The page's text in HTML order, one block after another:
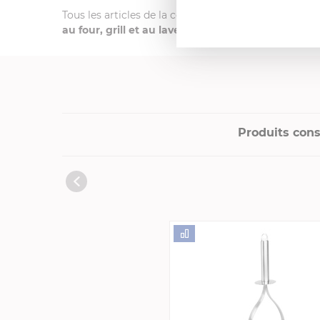
Tous les articles de la collection "Mutine" de
au four, grill et au lave vaisselle
Produits